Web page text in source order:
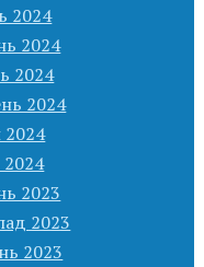
2024
2024
2024
2024
2024
2023
2023
2023